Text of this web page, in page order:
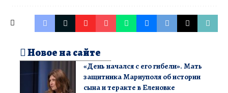
Новое на сайте
«День начался с его гибели». Мать
защитника Мариуполя об истории
сына и теракте в Еленовке